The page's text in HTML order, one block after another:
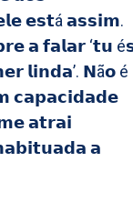
𝗲𝘀𝘁á 𝗮𝘀𝘀𝗶𝗺.
𝗮 𝗳𝗮𝗹𝗮𝗿 ‘𝘁𝘂
𝗹𝗶𝗻𝗱𝗮’. 𝗡ã𝗼 é
𝗰𝗮𝗽𝗮𝗰𝗶𝗱𝗮𝗱𝗲
𝗮𝘁𝗿𝗮𝗶
𝗮